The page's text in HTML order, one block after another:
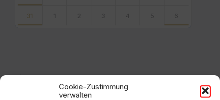
Cookie-Zustimmung
verwalten
31 1 2 3 4 5 6
Filter